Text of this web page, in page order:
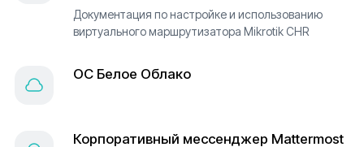
Документация по настройке и использованию
виртуального маршрутизатора Mikrotik CHR
ОС Белое Облако
Корпоративный мессенджер Mattermost